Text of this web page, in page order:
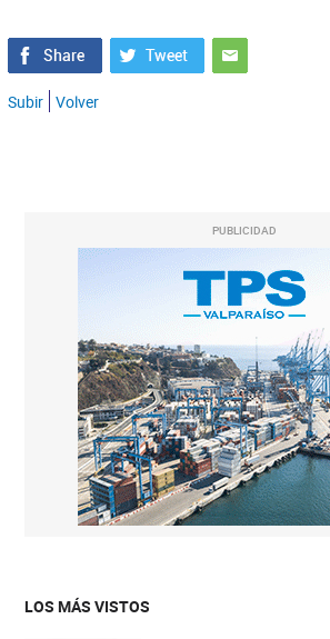
Subir Volver
PUBLICIDAD
LOS MÁS VISTOS